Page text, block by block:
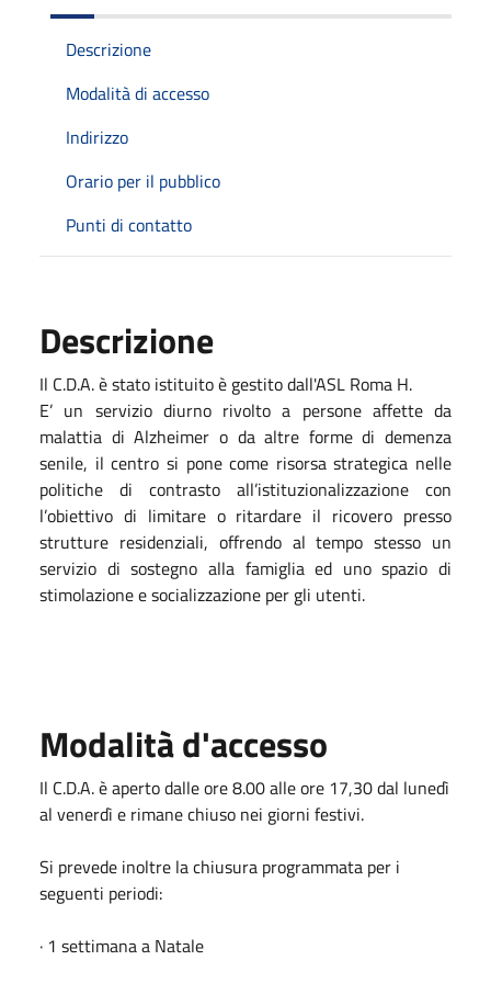
Descrizione
Modalità di accesso
Indirizzo
Orario per il pubblico
Punti di contatto
Descrizione
Il C.D.A. è stato istituito è gestito dall'ASL Roma H.
E’ un servizio diurno rivolto a persone affette da
malattia di Alzheimer o da altre forme di demenza
senile, il centro si pone come risorsa strategica nelle
politiche di contrasto all’istituzionalizzazione con
l’obiettivo di limitare o ritardare il ricovero presso
strutture residenziali, offrendo al tempo stesso un
servizio di sostegno alla famiglia ed uno spazio di
stimolazione e socializzazione per gli utenti.
Modalità d'accesso
Il C.D.A. è aperto dalle ore 8.00 alle ore 17,30 dal lunedì
al venerdì e rimane chiuso nei giorni festivi.
Si prevede inoltre la chiusura programmata per i
seguenti periodi:
· 1 settimana a Natale